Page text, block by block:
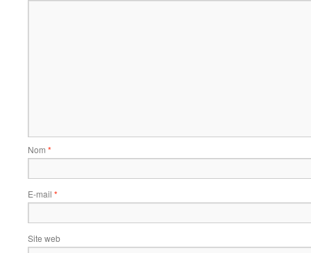
Nom *
E-mail *
Site web